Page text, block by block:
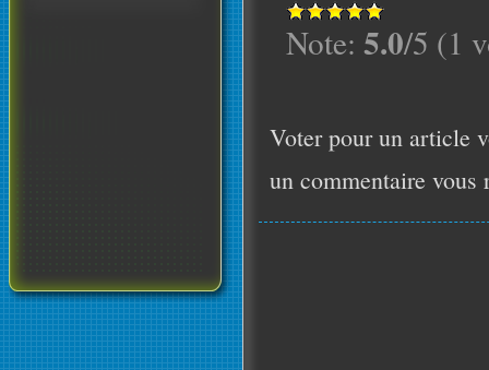
Note: 5.0/5 (1
Voter pour un article
un commentaire vous